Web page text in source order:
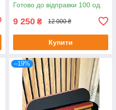
Готово до відправки 100 од.
9 250 ₴ 12 000 ₴
Купити
–19%